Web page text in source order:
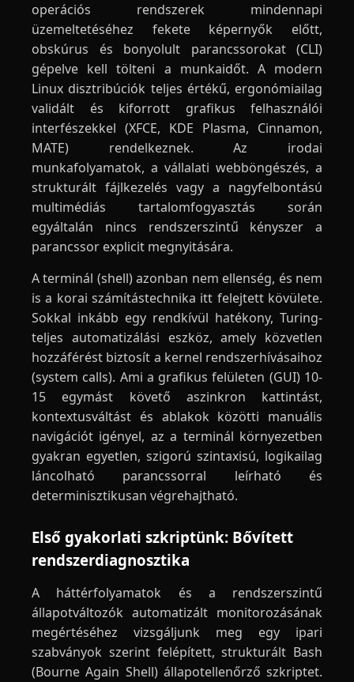
operációs rendszerek mindennapi
üzemeltetéséhez fekete képernyők előtt,
obskúrus és bonyolult parancssorokat (CLI)
gépelve kell tölteni a munkaidőt. A modern
Linux disztribúciók teljes értékű, ergonómiailag
validált és kiforrott grafikus felhasználói
interfészekkel (XFCE, KDE Plasma, Cinnamon,
MATE) rendelkeznek. Az irodai
munkafolyamatok, a vállalati webböngészés, a
strukturált fájlkezelés vagy a nagyfelbontású
multimédiás tartalomfogyasztás során
egyáltalán nincs rendszerszintű kényszer a
parancssor explicit megnyitására.
A terminál (shell) azonban nem ellenség, és nem
is a korai számítástechnika itt felejtett kövülete.
Sokkal inkább egy rendkívül hatékony, Turing-
teljes automatizálási eszköz, amely közvetlen
hozzáférést biztosít a kernel rendszerhívásaihoz
(system calls). Ami a grafikus felületen (GUI) 10-
15 egymást követő aszinkron kattintást,
kontextusváltást és ablakok közötti manuális
navigációt igényel, az a terminál környezetben
gyakran egyetlen, szigorú szintaxisú, logikailag
láncolható parancssorral leírható és
determinisztikusan végrehajtható.
Első gyakorlati szkriptünk: Bővített
rendszerdiagnosztika
A háttérfolyamatok és a rendszerszintű
állapotváltozók automatizált monitorozásának
megértéséhez vizsgáljunk meg egy ipari
szabványok szerint felépített, strukturált Bash
(Bourne Again Shell) állapotellenőrző szkriptet.